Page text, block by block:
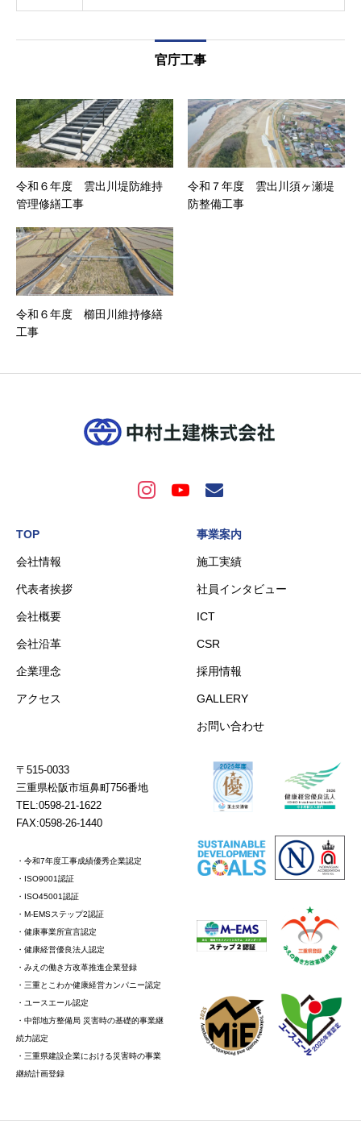
官庁工事
令和６年度 雲出川堤防維持
管理修繕工事
令和７年度 雲出川須ヶ瀬堤
防整備工事
令和６年度 櫛田川維持修繕
工事
TOP
会社情報
代表者挨拶
会社概要
会社沿革
企業理念
アクセス
事業案内
施工実績
社員インタビュー
ICT
CSR
採用情報
GALLERY
お問い合わせ
〒515-0033
三重県松阪市垣鼻町756番地
TEL:0598-21-1622
FAX:0598-26-1440
・令和7年度工事成績優秀企業認定
・ISO9001認証
・ISO45001認証
・M-EMSステップ2認証
・健康事業所宣言認定
・健康経営優良法人認定
・みえの働き方改革推進企業登録
・三重とこわか健康経営カンパニー認定
・ユースエール認定
・中部地方整備局 災害時の基礎的事業継
続力認定
・三重県建設企業における災害時の事業
継続計画登録